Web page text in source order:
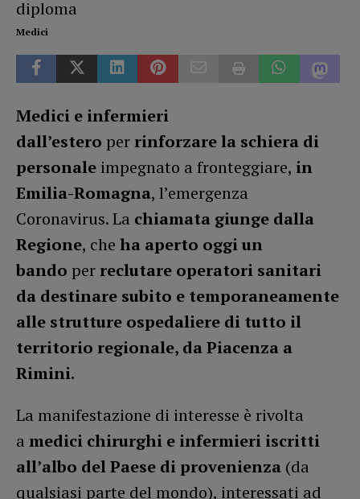
Medici
Medici e infermieri
dall’estero perrinforzare la schiera di
personale impegnato a fronteggiare, in
Emilia-Romagna, l’emergenza
Coronavirus. La chiamata giunge dalla
Regione, che ha aperto oggi un
bando perreclutare operatori sanitari
da destinare subito e temporaneamente
alle strutture ospedaliere di tutto il
territorio regionale, da Piacenza a
Rimini.
La manifestazione di interesse è rivolta
a medici chirurghi e infermieri iscritti
all’albo del Paese di provenienza (da
qualsiasi parte del mondo), interessati ad